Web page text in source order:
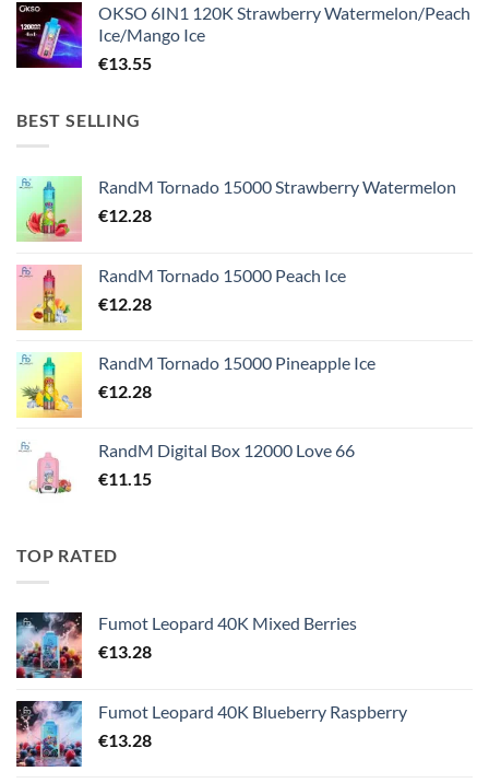
OKSO 6IN1 120K Strawberry Watermelon/Peach
Ice/Mango Ice
€13.55
BEST SELLING
RandM Tornado 15000 Strawberry Watermelon
€12.28
RandM Tornado 15000 Peach Ice
€12.28
RandM Tornado 15000 Pineapple Ice
€12.28
RandM Digital Box 12000 Love 66
€11.15
TOP RATED
Fumot Leopard 40K Mixed Berries
€13.28
Fumot Leopard 40K Blueberry Raspberry
€13.28